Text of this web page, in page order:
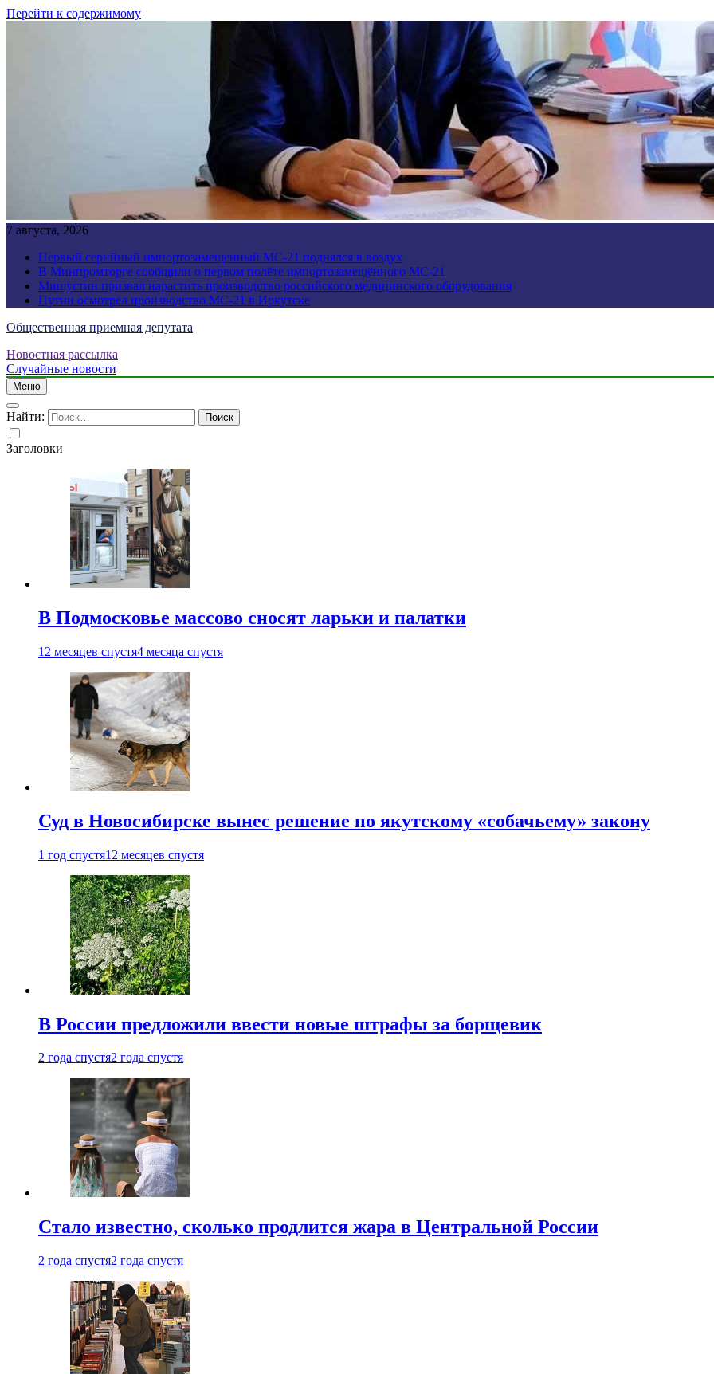
Перейти к содержимому
7 августа, 2026
Первый серийный импортозамещенный МС-21 поднялся в воздух
В Минпромторге сообщили о первом полёте импортозамещённого МС-21
Мишустин призвал нарастить производство российского медицинского оборудования
Путин осмотрел производство МС-21 в Иркутске
Общественная приемная депутата
Новостная рассылка
Случайные новости
Меню
Найти:
Заголовки
В Подмосковье массово сносят ларьки и палатки
12 месяцев спустя4 месяца спустя
Суд в Новосибирске вынес решение по якутскому «собачьему» закону
1 год спустя12 месяцев спустя
В России предложили ввести новые штрафы за борщевик
2 года спустя2 года спустя
Стало известно, сколько продлится жара в Центральной России
2 года спустя2 года спустя